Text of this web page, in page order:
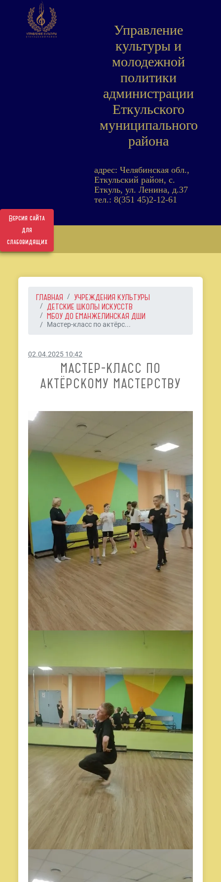
Версия сайта
для
слабовидящих
Управление
культуры и
молодежной
политики
администрации
Еткульского
муниципального
района
адрес: Челябинская обл.,
Еткульский район, с.
Еткуль, ул. Ленина, д.37
тел.: 8(351 45)2-12-61
ГЛАВНАЯ
УЧРЕЖДЕНИЯ КУЛЬТУРЫ
ДЕТСКИЕ ШКОЛЫ ИСКУССТВ
МБОУ ДО ЕМАНЖЕЛИНСКАЯ ДШИ
Мастер-класс по актёрс...
02.04.2025 10:42
МАСТЕР-КЛАСС ПО
АКТЁРСКОМУ МАСТЕРСТВУ